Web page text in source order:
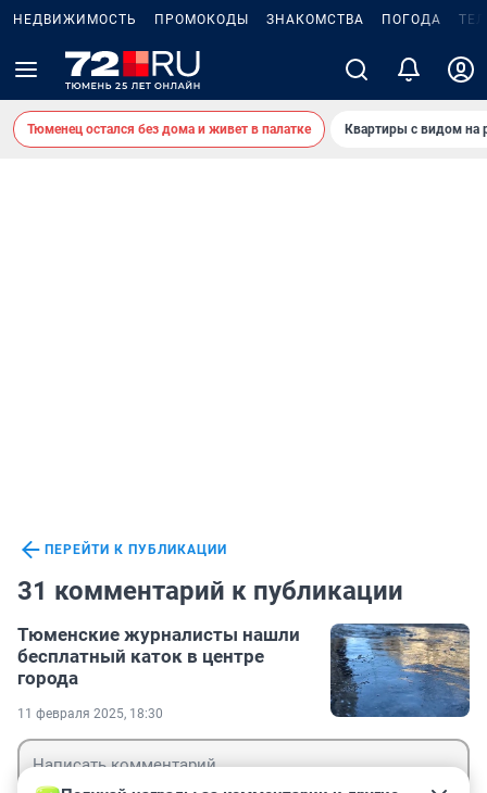
НЕДВИЖИМОСТЬ ПРОМОКОДЫ ЗНАКОМСТВА ПОГОДА
Тюменец остался без дома и живет в палатке Квартиры с видом на
ПЕРЕЙТИ К ПУБЛИКАЦИИ
31 комментарий к публикации
Тюменские журналисты нашли
бесплатный каток в центре
города
11 февраля 2025, 18:30